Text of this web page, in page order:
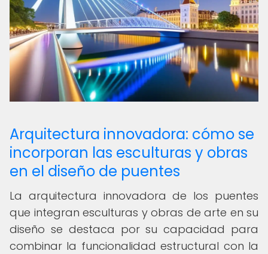
Arquitectura innovadora: cómo se
incorporan las esculturas y obras
en el diseño de puentes
La arquitectura innovadora de los puentes
que integran esculturas y obras de arte en su
diseño se destaca por su capacidad para
combinar la funcionalidad estructural con la